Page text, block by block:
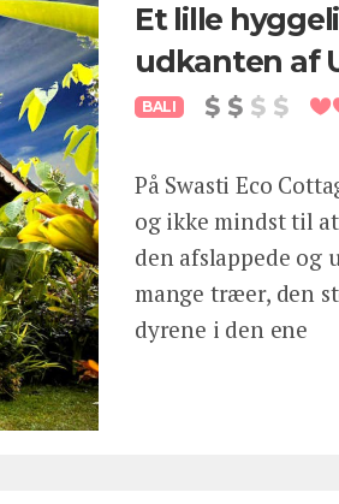
Et lille
udkanten af
BALI
På Swasti Eco
og ikke mindst til
den afslappede og
mange træer, den
dyrene i den ene